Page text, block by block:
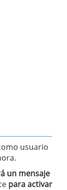
usuario
un mensaje
para activar